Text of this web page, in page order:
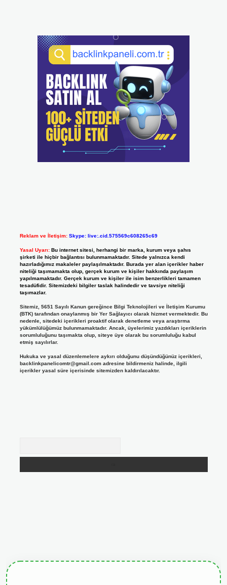
Reklam ve İletişim: Skype: live:.cid.575569c608265c69
Yasal Uyarı: Bu internet sitesi, herhangi bir marka, kurum veya şahıs
şirketi ile hiçbir bağlantısı bulunmamaktadır. Sitede yalnızca kendi
hazırladığımız makaleler paylaşılmaktadır. Burada yer alan içerikler haber
niteliği taşımamakta olup, gerçek kurum ve kişiler hakkında paylaşım
yapılmamaktadır. Gerçek kurum ve kişiler ile isim benzerlikleri tamamen
tesadüfidir. Sitemizdeki bilgiler taslak halindedir ve tavsiye niteliği
taşımazlar.
Sitemiz, 5651 Sayılı Kanun gereğince Bilgi Teknolojileri ve İletişim Kurumu
(BTK) tarafından onaylanmış bir Yer Sağlayıcı olarak hizmet vermektedir. Bu
nedenle, sitedeki içerikleri proaktif olarak denetleme veya araştırma
yükümlülüğümüz bulunmamaktadır. Ancak, üyelerimiz yazdıkları içeriklerin
sorumluluğunu taşımakta olup, siteye üye olarak bu sorumluluğu kabul
etmiş sayılırlar.
Hukuka ve yasal düzenlemelere aykırı olduğunu düşündüğünüz içerikleri,
backlinkpanelicomtr@gmail.comadresine bildirmeniz halinde, ilgili
içerikler yasal süre içerisinde sitemizden kaldırılacaktır.